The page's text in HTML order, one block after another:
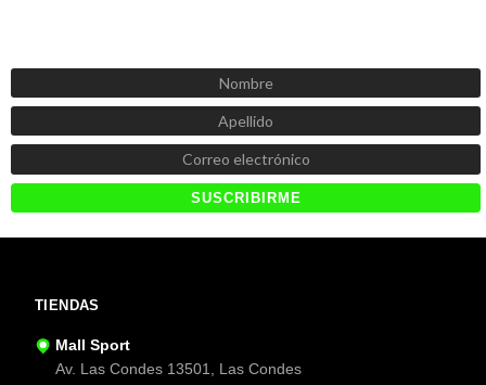
TIENDAS
Mall Sport
Av. Las Condes 13501, Las Condes